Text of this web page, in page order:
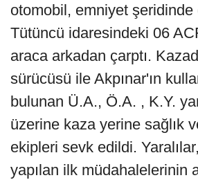
otomobil, emniyet
Tütüncü idaresindeki 06
araca arkadan çarptı.
sürücüsü ile Akpınar'ın
bulunan Ü.A., Ö.A. , K.Y.
üzerine kaza yerine sağlık
ekipleri sevk edildi.
yapılan ilk müdahalelerinin